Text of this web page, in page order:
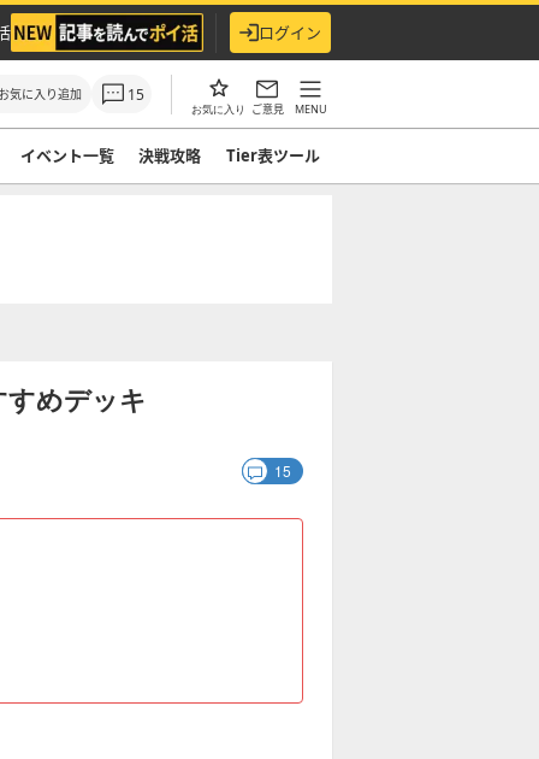
ログイン
気に入り追加 15
お気に入り ご意見 MENU
イベント一覧 決戦攻略 Tier表ツール
めデッキ
15